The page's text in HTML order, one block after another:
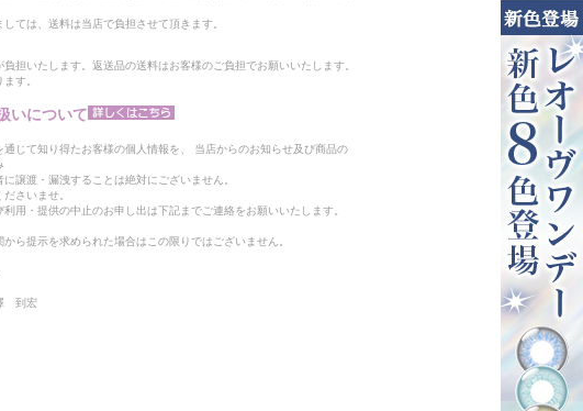
ては、送料は当店で負担させて頂きます。
担いたします。返送品の送料はお客様のご負担でお願いいたします。
す。
いについて
通じて知り得たお客様の個人情報を、 当店からのお知らせ及び商品の
譲渡・漏洩することは絶対にございません。
さいませ。
用・提供の中止のお申し出は下記までご連絡をお願いいたします。
ら提示を求められた場合はこの限りではございません。
到宏